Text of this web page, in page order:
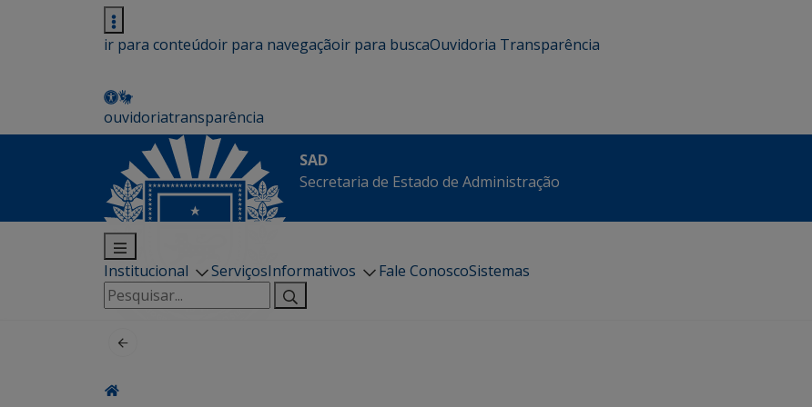
ir para conteúdoir para navegaçãoir para buscaOuvidoria Transparência
ouvidoriatransparência
SAD
Secretaria de Estado de Administração
Institucional ServiçosInformativos Fale ConoscoSistemas
Pesquisar
por: